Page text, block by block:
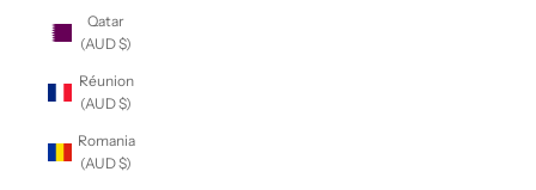
Qatar
(AUD $)
Réunion
(AUD $)
Romania
(AUD $)